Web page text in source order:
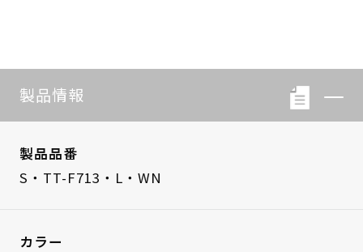
製品情報
製品品番
S・TT-F713・L・WN
カラー